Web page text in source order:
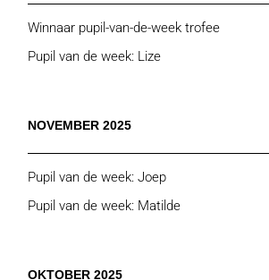
Winnaar pupil-van-de-week trofee
Pupil van de week: Lize
NOVEMBER 2025
Pupil van de week: Joep
Pupil van de week: Matilde
OKTOBER 2025